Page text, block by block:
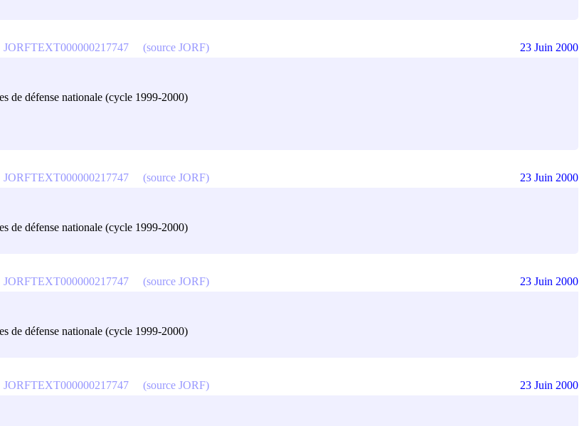
de défense nationale (cycle 1999-2000)
JORFTEXT000000217747 (source JORF) 23 Juin 2000
de défense nationale (cycle 1999-2000)
JORFTEXT000000217747 (source JORF) 23 Juin 2000
de défense nationale (cycle 1999-2000)
JORFTEXT000000217747 (source JORF) 23 Juin 2000
JORFTEXT000000217747 (source JORF) 23 Juin 2000